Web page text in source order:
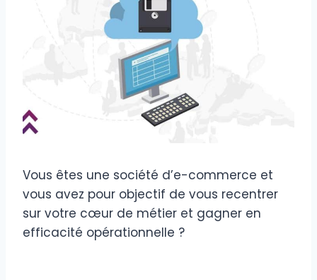
Vous êtes une société d’e-commerce et
vous avez pour objectif de vous recentrer
sur votre cœur de métier et gagner en
efficacité opérationnelle ?